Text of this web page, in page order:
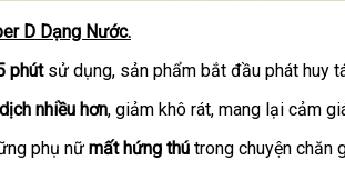
D Dạng Nước.
phútsử dụng, sản phẩm bắt đầu phát huy
nhiều hơn, giảm khô rát, mang lại cảm
phụ nữ mất hứng thú trong chuyện chăn